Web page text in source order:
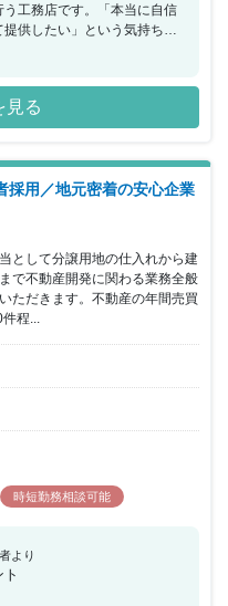
工務店です。「本当に自信
供したい」という気持ちを
さまの家づくりのサポート
お客さまと「マン・ツー・
す。一人のハウスプランナ
当することで、しっかりと
上にともない、新たに不動
ました。年間の不動産売買
曜日＋日曜日・祝日となっ
プライベートを充実させる
のご要望を反映させて納得
た方、またこれまでの不動産
をお待ちしてます。また、環
みづくりも行っており、 地
事です。
見る
用／地元密着の安心企業
として分譲用地の仕入れから建
で不動産開発に関わる業務全般
ただきます。不動産の年間売買
程...
時短勤務相談可能
より